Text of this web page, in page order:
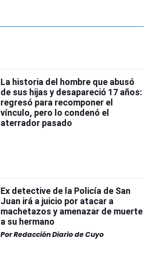
La historia del hombre que abusó
de sus hijas y desapareció 17 años:
regresó para recomponer el
vínculo, pero lo condenó el
aterrador pasado
Ex detective de la Policía de San
Juan irá a juicio por atacar a
machetazos y amenazar de muerte
a su hermano
PorRedacción Diario de Cuyo